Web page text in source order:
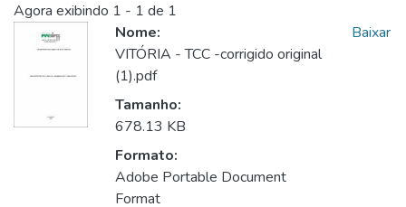
Agora exibindo 1 - 1 de 1
Nome:
VITÓRIA - TCC -corrigido original
(1).pdf
Tamanho:
678.13 KB
Formato:
Adobe Portable Document
Format
Baixar